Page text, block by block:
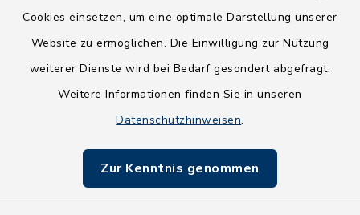
Cookies einsetzen, um eine optimale Darstellung unserer
Website zu ermöglichen. Die Einwilligung zur Nutzung
weiterer Dienste wird bei Bedarf gesondert abgefragt.
Weitere Informationen finden Sie in unseren
Datenschutzhinweisen.
Zur Kenntnis genommen
Barrierefreiheit
Impressum